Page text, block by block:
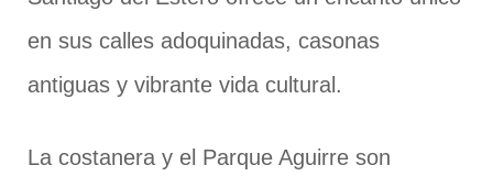
en sus calles adoquinadas, casonas
antiguas y vibrante vida cultural.
La costanera y el Parque Aguirre son